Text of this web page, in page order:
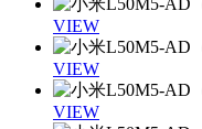
VIEW
VIEW
VIEW